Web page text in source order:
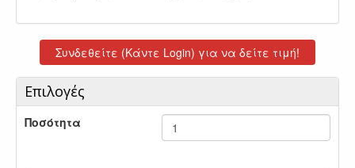
Συνδεθείτε (Κάντε Login) για να δείτε τιμή!
Επιλογές
Ποσότητα